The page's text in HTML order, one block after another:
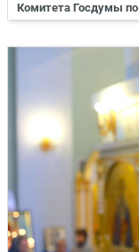
Комитета Госдумы